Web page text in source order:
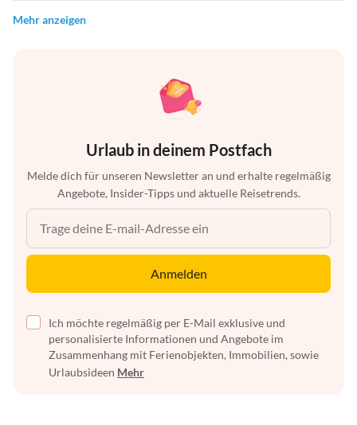
Mehr anzeigen
Urlaub in deinem Postfach
Melde dich für unseren Newsletter an und erhalte regelmäßig
Angebote, Insider-Tipps und aktuelle Reisetrends.
Anmelden
Ich möchte regelmäßig per E-Mail exklusive und
personalisierte Informationen und Angebote im
Zusammenhang mit Ferienobjekten, Immobilien, sowie
Urlaubsideen Mehr